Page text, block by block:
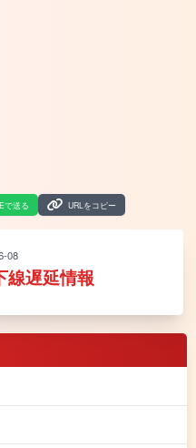
で送る URLをコピー
08
線遅延情報